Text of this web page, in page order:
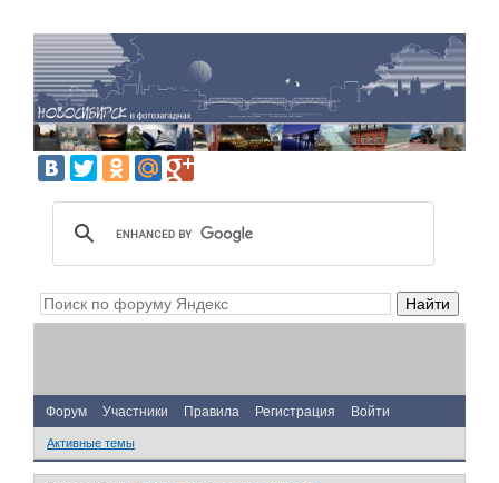
Форум Участники Правила Регистрация Войти
Активные темы